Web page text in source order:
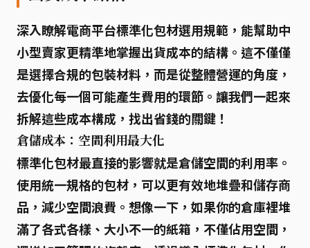
深入瞭解電商平台標準化包材選用規範，能幫助中
小型賣家更精準地掌握出貨成本的結構。這不僅僅
是選擇合規的包裝材料，而是從整體營運的角度，
去優化每一個可能產生費用的環節。讓我們一起來
拆解這些成本構成，找出省錢的關鍵！
倉儲成本：空間利用最大化
標準化包材最直接的影響就是倉儲空間的利用率 。
使用統一規格的包材，可以更有效地堆疊和儲存商
品，減少空間浪費。想像一下，如果你的倉庫裡堆
滿了各式各樣、大小不一的紙箱，不僅佔用空間，